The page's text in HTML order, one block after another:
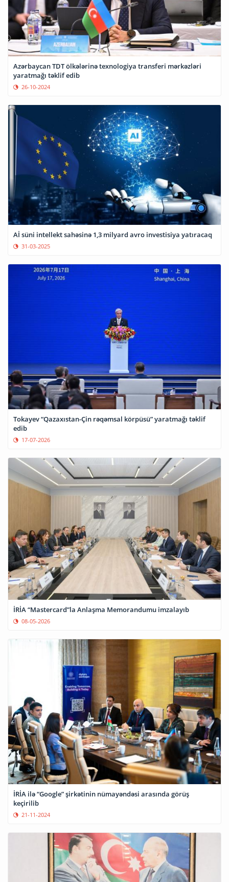
Azərbaycan TDT ölkələrinə texnologiya transferi mərkəzləri
yaratmağı təklif edib
26-10-2024
Aİ süni intellekt sahəsinə 1,3 milyard avro investisiya yatıracaq
31-03-2025
Tokayev “Qazaxıstan-Çin rəqəmsal körpüsü” yaratmağı təklif
edib
17-07-2026
İRİA “Mastercard”la Anlaşma Memorandumu imzalayıb
08-05-2026
İRİA ilə “Google” şirkətinin nümayəndəsi arasında görüş
keçirilib
21-11-2024